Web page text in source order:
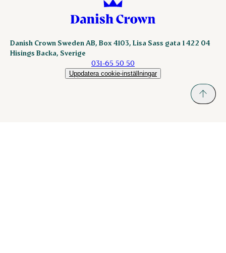
Danish Crown Sweden AB, Box 4103, Lisa Sass gata 1 422 04
Hisings Backa, Sverige
031-65 50 50
Uppdatera cookie-inställningar